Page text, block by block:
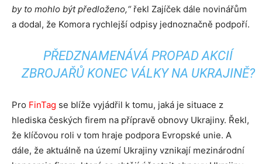
by to mohlo být předloženo,“ řekl Zajíček dále novinářům
a dodal, že Komora rychlejší odpisy jednoznačně podpoří.
PŘEDZNAMENÁVÁ PROPAD AKCIÍ
ZBROJAŘŮ KONEC VÁLKY NA UKRAJINĚ?
Pro FinTag se blíže vyjádřil k tomu, jaká je situace z
hlediska českých firem na přípravě obnovy Ukrajiny. Řekl,
že klíčovou roli v tom hraje podpora Evropské unie. A
dále, že aktuálně na území Ukrajiny vznikají mezinárodní